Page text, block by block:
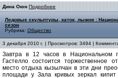
Дина Оюн Подробнее
Ледовые скульптуры, каток, лыжня :
сезон
Рубрика: Общество
3 декабря 2010 г. | Просмотров: 3494 |
Завтра в 12 часов в Национальном
Гастелло состоится торжественное
место отдыха кызылчан в эти дни
площади у Зала кривых зеркал кипит